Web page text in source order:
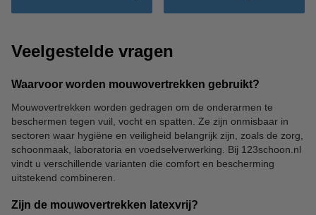
Veelgestelde vragen
Waarvoor worden mouwovertrekken gebruikt?
Mouwovertrekken worden gedragen om de onderarmen te
beschermen tegen vuil, vocht en spatten. Ze zijn onmisbaar in
sectoren waar hygiëne en veiligheid belangrijk zijn, zoals de zorg,
schoonmaak, laboratoria en voedselverwerking. Bij 123schoon.nl
vindt u verschillende varianten die comfort en bescherming
uitstekend combineren.
Zijn de mouwovertrekken latexvrij?